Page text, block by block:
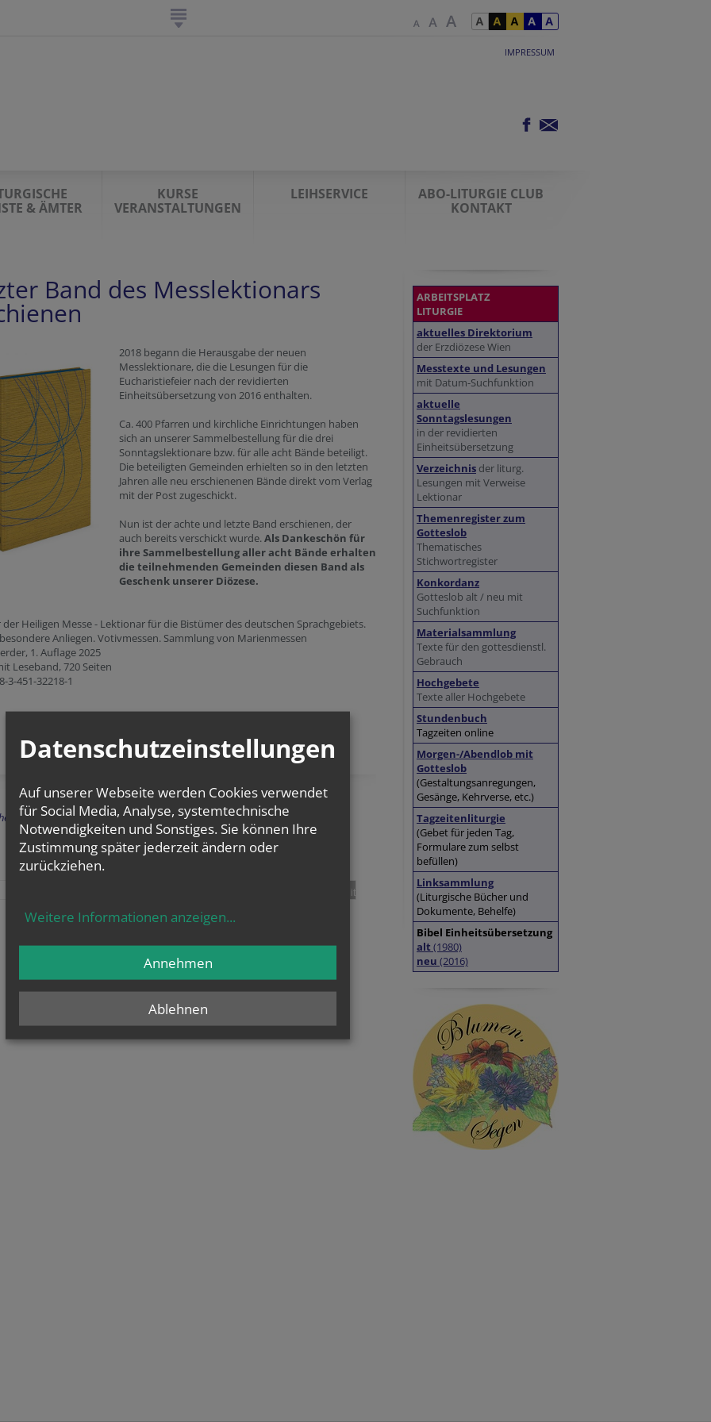
IMPRESSUM
& ÄMTER
KURSE
VERANSTALTUNGEN
LEIHSERVICE
ABO-LITURGIE CLUB
KONTAKT
Band des Messlektionars
2018 begann die Herausgabe der neuen
Messlektionare, die die Lesungen für die
Eucharistiefeier nach der revidierten
Einheitsübersetzung von 2016 enthalten.
Ca. 400 Pfarren und kirchliche Einrichtungen haben
sich an unserer Sammelbestellung für die drei
Sonntagslektionare bzw. für alle acht Bände beteiligt.
Die beteiligten Gemeinden erhielten so in den letzten
Jahren alle neu erschienenen Bände direkt vom Verlag
mit der Post zugeschickt.
Nun ist der achte und letzte Band erschienen, der
auch bereits verschickt wurde.Als Dankeschön für
ihre Sammelbestellung aller acht Bände erhalten
die teilnehmenden Gemeinden diesen Band als
Geschenk unserer Diözese.
der Heiligen Messe - Lektionar für die Bistümer des deutschen Sprachgebiets.
Anliegen. Votivmessen. Sammlung von Marienmessen
1. Auflage 2025
Leseband, 720 Seiten
3-451-32218-1
pin it
ARBEITSPLATZ
LITURGIE
aktuelles Direktorium
der Erzdiözese Wien
Messtexte und Lesungen
mit Datum-Suchfunktion
aktuelle
Sonntagslesungen
in der revidierten
Einheitsübersetzung
Verzeichnis der liturg.
Lesungen mit Verweise
Lektionar
Themenregister zum
Gotteslob
Thematisches
Stichwortregister
Konkordanz
Gotteslob alt / neu mit
Suchfunktion
Materialsammlung
Texte für den gottesdienstl.
Gebrauch
Hochgebete
Texte aller Hochgebete
Stundenbuch
Tagzeiten online
Morgen-/Abendlob mit
Gotteslob
(Gestaltungsanregungen,
Gesänge, Kehrverse, etc.)
Tagzeitenliturgie
(Gebet für jeden Tag,
Formulare zum selbst
befüllen)
Linksammlung
(Liturgische Bücher und
Dokumente, Behelfe)
Bibel Einheitsübersetzung
alt (1980)
neu (2016)
Datenschutzeinstellungen
Auf unserer Webseite werden Cookies verwendet
für Social Media, Analyse, systemtechnische
Notwendigkeiten und Sonstiges. Sie können Ihre
Zustimmung später jederzeit ändern oder
zurückziehen.
Weitere Informationen anzeigen...
Ablehnen
Annehmen